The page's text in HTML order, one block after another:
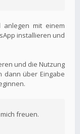
mit einem
installieren und
und die Nutzung
dann über Eingabe
freuen.